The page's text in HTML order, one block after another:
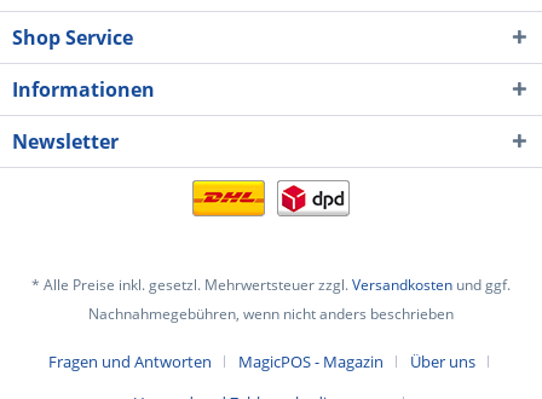
Shop Service
Informationen
Newsletter
* Alle Preise inkl. gesetzl. Mehrwertsteuer zzgl.Versandkosten und ggf.
Nachnahmegebühren, wenn nicht anders beschrieben
Fragen und Antworten MagicPOS - Magazin
Über uns